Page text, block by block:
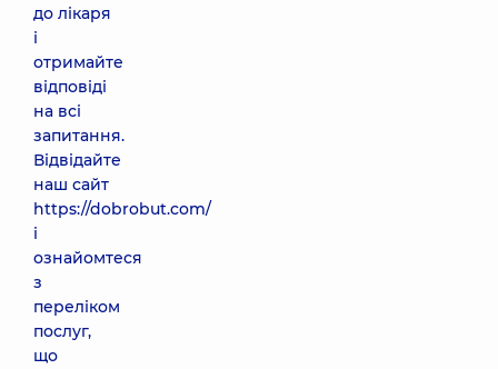
до лікаря
і
отримайте
відповіді
на всі
запитання.
Відвідайте
наш сайт
https://dobrobut.com/
і
ознайомтеся
з
переліком
послуг,
що